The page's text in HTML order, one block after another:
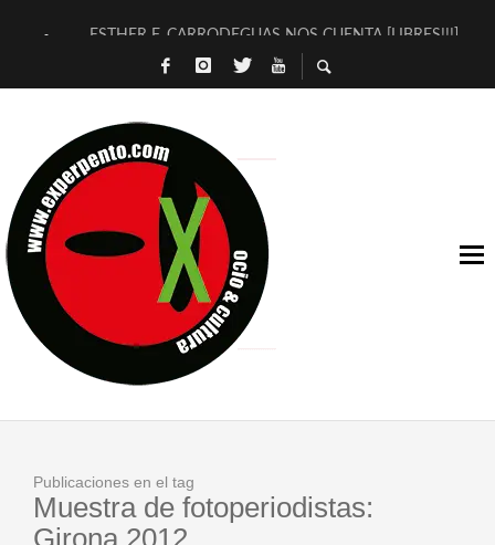
ESTHER F. CARRODEGUAS NOS CUENTA [LIBRES!!!]
[TERRA DE GUAPES] DE SANDRA MONFORT
TIMBRE 4, LA ESCUELA DEL DIRECTOR TEATRAL CLAUDIO
30 AÑOS (NO ES NADA) DE LA KATARSIS DEL TOMATAZO
MILITARES JUDÍAS EN #EXVITA
D’BALDOMEROS REINVENTAN [BITÁCORA 3.0] EN EXVITA
MARSHALL FLASH PRESENTA EN EXVITA [RELATIVA
JOFRE BARDAGÍ EN EXVITA INTERPRETANDO A SERRAT
Publicaciones en el tag
Muestra de fotoperiodistas:
Girona 2012